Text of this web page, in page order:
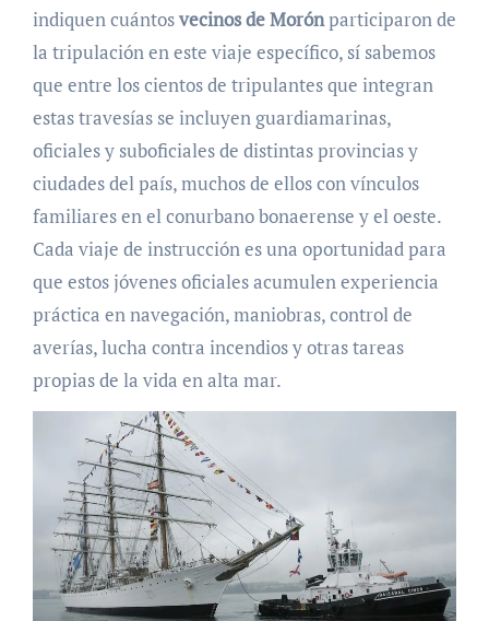
indiquen cuántosvecinos de Morónparticiparon de
la tripulación en este viaje específico, sí sabemos
que entre los cientos de tripulantes que integran
estas travesías se incluyen guardiamarinas,
oficiales y suboficiales de distintas provincias y
ciudades del país, muchos de ellos con vínculos
familiares en el conurbano bonaerense y el oeste.
Cada viaje de instrucción es una oportunidad para
que estos jóvenes oficiales acumulen experiencia
práctica en navegación, maniobras, control de
averías, lucha contra incendios y otras tareas
propias de la vida en alta mar.